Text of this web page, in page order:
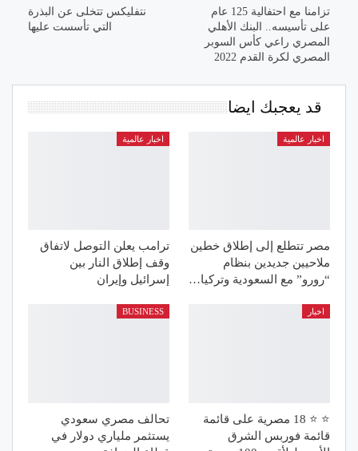
تزامنا مع احتفالية 125 عام
على تأسيسه.. البنك الأهلي
المصري راعي كأس السوبر
المصري لكرة القدم 2022 ​
نتفليكس تتخلى عن البذرة
التي تأسست عليها
قد يعجبك ايضا
اخبار عالمية
مصر تتطلع إلى إطلاق خطين
ملاحيين جديدين بنظام
“رورو” مع السعودية وتركيا…
اخبار عالمية
ترامب يعلن التوصل لاتفاق
وقف إطلاق النار بين
إسرائيل وإيران
اخبار
⭐️ ⭐️ 18 مصرية على قائمة
قائمة فوربس الشرق
BUSINESS
تحالف مصري سعودي
يستثمر ملياري دولار في